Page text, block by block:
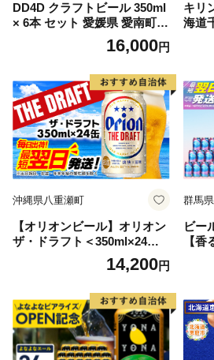
DD4D クラフトビール 350ml
× 6本 セット 愛媛県 愛南町
産 河内晩柑 使用 ipa 柑橘 ホ
ップ ドライ ギフト 感謝 送料
おいしい 愛南 ゴールド 地ビ
ール 四国 珍しい クラフト ビ
ール 美味しい 地ビール お酒
冷蔵 ギフト プレゼント お歳
暮 父の日 贈答 内祝い 人気
缶 お土産 宅飲み 家飲み お取
り寄せ DD4D オリジナル 送
16,000円
キリ
海道
沖縄県八重瀬町
【オリオンビール】オリオン
ザ・ドラフト＜350ml×24缶
＞-ビール オリオン ビール 1
ケース 350ml 24本 すっきり
ニューアル おすすめ 沖縄県
八重瀬町【価格改定YI】
14,200円
群馬
ビー
【
ml ×
水